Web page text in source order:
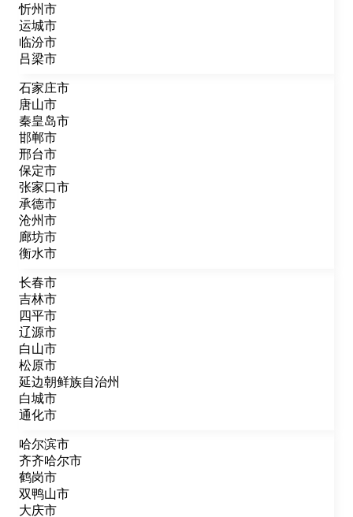
忻州市
运城市
临汾市
吕梁市
石家庄市
唐山市
秦皇岛市
邯郸市
邢台市
保定市
张家口市
承德市
沧州市
廊坊市
衡水市
长春市
吉林市
四平市
辽源市
白山市
松原市
延边朝鲜族自治州
白城市
通化市
哈尔滨市
齐齐哈尔市
鹤岗市
双鸭山市
大庆市